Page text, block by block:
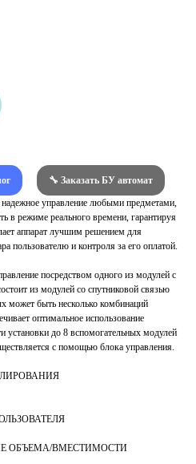
🔧 Заказать БУ автомат
надежное управление любыми предметами,
в режиме реального времени, гарантируя
аппарат лучшим решением для
пользователю и контроля за его оплатой.
посредством одного из модулей с
из модулей со спутниковой связью
может быть несколько комбинаций
оптимальное использование
установки до 8 вспомогательных модулей
с помощью блока управления.
ОБЪЕМА/ВМЕСТИМОСТИ